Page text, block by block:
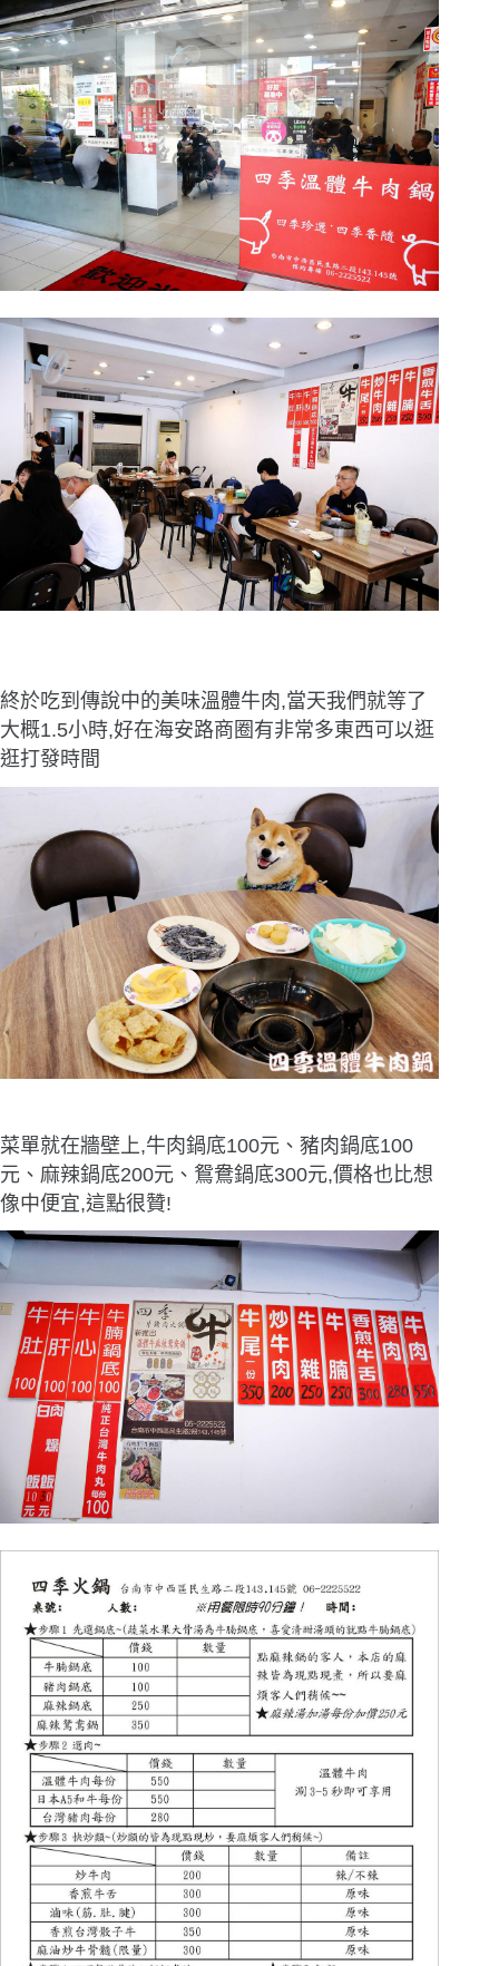
終於吃到傳說中的美味溫體牛肉,當天我們就等了
大概1.5小時,好在海安路商圈有非常多東西可以逛
逛打發時間
菜單就在牆壁上,牛肉鍋底100元、豬肉鍋底100
元、麻辣鍋底200元、鴛鴦鍋底300元,價格也比想
像中便宜,這點很贊!